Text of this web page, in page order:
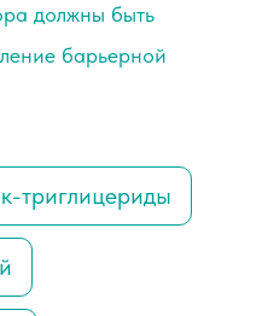
должны быть
барьерной
триглицериды